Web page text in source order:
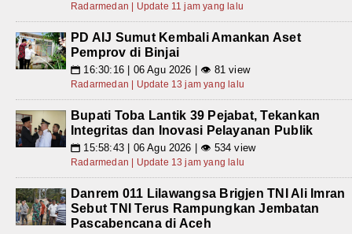
Radarmedan | Update 11 jam yang lalu
PD AIJ Sumut Kembali Amankan Aset
Pemprov di Binjai
📅 16:30:16 | 06 Agu 2026 | 👁 81 view
Radarmedan | Update 13 jam yang lalu
Bupati Toba Lantik 39 Pejabat, Tekankan
Integritas dan Inovasi Pelayanan Publik
📅 15:58:43 | 06 Agu 2026 | 👁 534 view
Radarmedan | Update 13 jam yang lalu
Danrem 011 Lilawangsa Brigjen TNI Ali Imran
Sebut TNI Terus Rampungkan Jembatan
Pascabencana di Aceh